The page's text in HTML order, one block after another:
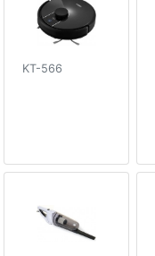
KT-566